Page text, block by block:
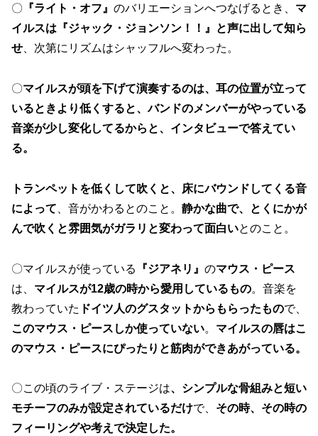
〇 『ライト・オフ』 のバリエーションへつなげるとき、 マ
イルスは『ジャック・ジョンソン！！』と声に出して知ら
せ 、次第にリズムはシャッフルへ変わった。
〇マイルスが頭を下げて演奏するのは、耳の位置が立って
いるときより低くすると、バンドのメンバーがやっている
音楽が少し変化してるからと、インタビューで答えてい
る。
トランペットを低くして吹くと、床にバウンドしてくる音
によって 、音がかわるとのこと。 静かな曲で、とくにかが
んで吹くと雰囲気がガラリと変わって面白いとのこと。
〇マイルスが使っている 『ジアネリ』 のマウス・ピース
は、 マイルスが12歳の時から愛用しているもの。音楽を
教わっていた ドイツ人のグスタットからもらったもので、
このマウス・ピースしか使っていない。 マイルスの唇はこ
のマウス・ピースにぴったりと筋肉ができあがっている。
〇この頃のライブ・ステージは、シンプルな骨組みと短い
モチーフのみが設定されているだけで、 その時、その時の
フィーリングや考えで決定した。